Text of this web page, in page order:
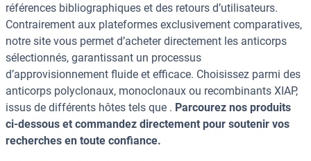
références bibliographiques et des retours d’utilisateurs.
Contrairement aux plateformes exclusivement comparatives,
notre site vous permet d’acheter directement les anticorps
sélectionnés, garantissant un processus
d’approvisionnement fluide et efficace. Choisissez parmi des
anticorps polyclonaux, monoclonaux ou recombinants XIAP,
issus de différents hôtes tels que . Parcourez nos produits
ci-dessous et commandez directement pour soutenir vos
recherches en toute confiance.